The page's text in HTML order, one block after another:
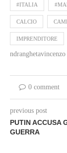
#ITALIA
CALCIO
IMPRENDITORE
ndranghetavincenzo
0 comment
previous post
PUTIN ACCUSA
GUERRA